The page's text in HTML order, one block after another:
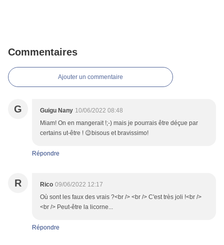
Commentaires
Ajouter un commentaire
G Guigu Nany 10/06/2022 08:48
Miam! On en mangerait !;-) mais je pourrais être déçue par
certains ut-être ! 😉bisous et bravissimo!
Répondre
R Rico 09/06/2022 12:17
Où sont les faux des vrais ?<br /> <br /> C'est très joli !<br />
<br /> Peut-être la licorne...
Répondre